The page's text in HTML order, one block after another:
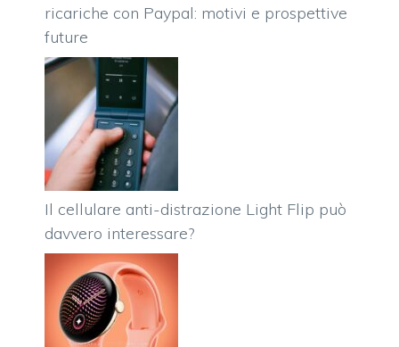
ricariche con Paypal: motivi e prospettive
future
Il cellulare anti-distrazione Light Flip può
davvero interessare?